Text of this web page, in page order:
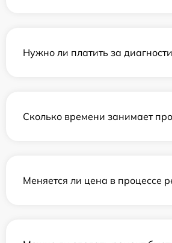
Нужно ли платить за
Сколько времени занимает
Меняется ли цена в процессе